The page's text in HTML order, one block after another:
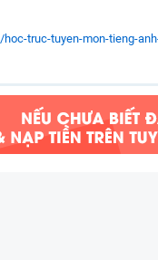
truc-tuyen-mon-tieng-